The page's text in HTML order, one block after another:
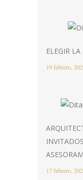
ELEGIR
19 febrero,
17 febrero,